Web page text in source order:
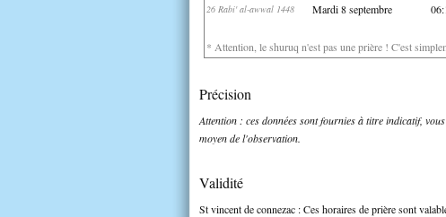
26 Rabi' al-awwal 1448 Mardi 8 septembre
* Attention, le shuruq n'est pas une prière ! C'est
Précision
Attention : ces données sont fournies à titre indicatif,
moyen de l'observation.
Validité
St vincent de connezac : Ces horaires de prière sont